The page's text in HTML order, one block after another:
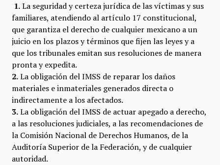
1.La seguridad y certeza jurídica de las víctimas y sus
familiares, atendiendo al artículo 17 constitucional,
que garantiza el derecho de cualquier mexicano a un
juicio en los plazos y términos que fijen las leyes y a
que los tribunales emitan sus resoluciones de manera
pronta y expedita.
2.La obligación del IMSS de reparar los daños
materiales e inmateriales generados directa o
indirectamente a los afectados.
3.La obligación del IMSS de actuar apegado a derecho,
a las resoluciones judiciales, a las recomendaciones de
la Comisión Nacional de Derechos Humanos, de la
Auditoría Superior de la Federación, y de cualquier
autoridad.